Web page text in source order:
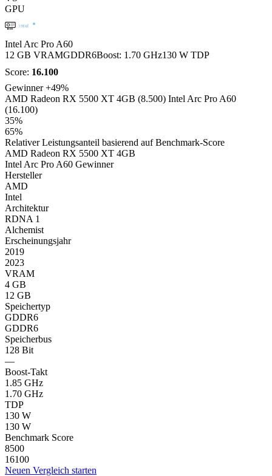
GPU
intel
Intel Arc Pro A60
12 GB VRAMGDDR6Boost: 1.70 GHz130 W TDP
Score: 16.100
Gewinner+49%
AMD Radeon RX 5500 XT 4GB (8.500) Intel Arc Pro A60
(16.100)
35%
65%
Relativer Leistungsanteil basierend auf Benchmark-Score
AMD Radeon RX 5500 XT 4GB
Intel Arc Pro A60 Gewinner
Hersteller
AMD
Intel
Architektur
RDNA 1
Alchemist
Erscheinungsjahr
2019
2023
VRAM
4 GB
12 GB
Speichertyp
GDDR6
GDDR6
Speicherbus
128 Bit
—
Boost-Takt
1.85 GHz
1.70 GHz
TDP
130 W
130 W
Benchmark Score
8500
16100
Neuen Vergleich starten